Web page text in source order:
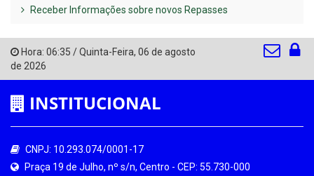
Receber Informações sobre novos Repasses
Hora: 06:35 /Quinta-Feira, 06 de agosto
de 2026
INSTITUCIONAL
CNPJ: 10.293.074/0001-17
Praça 19 de Julho, nº s/n, Centro - CEP: 55.730-000